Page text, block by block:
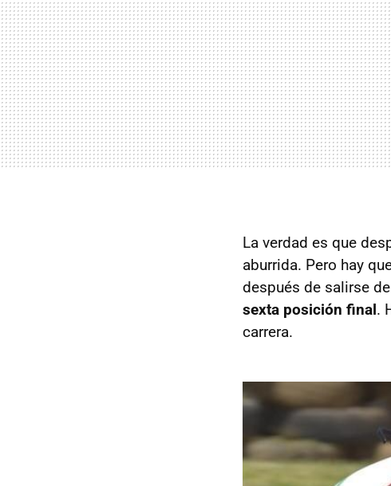
La verdad es que
aburrida. Pero hay
después de salirse
sexta posición final.
carrera.